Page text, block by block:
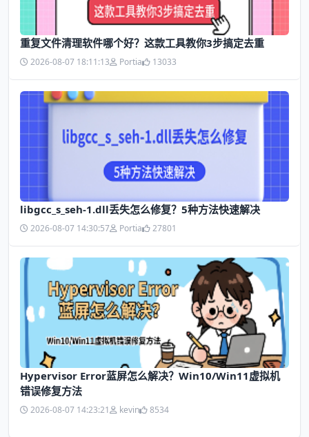
​重复文件清理软件哪个好？这款工具教你3步搞定去重
2026-08-07 18:11:13 Portia 13033
libgcc_s_seh-1.dll丢失怎么修复？5种方法快速解决
2026-08-07 14:30:57 Portia 27801
Hypervisor Error蓝屏怎么解决？Win10/Win11虚拟机
错误修复方法
2026-08-07 14:23:21 kevin 8534